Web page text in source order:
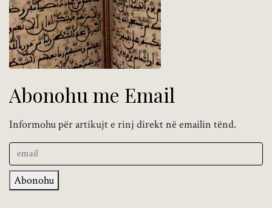
Abonohu me Email
Informohu për artikujt e rinj direkt në emailin tënd.
Abonohu